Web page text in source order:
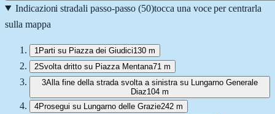
Indicazioni stradali passo-passo (50)tocca una voce per centrarla
sulla mappa
1 Parti su Piazza dei Giudici130 m
2Svolta dritto su Piazza Mentana71 m
3Alla fine della strada svolta a sinistra su Lungarno Generale
Diaz104 m
4Prosegui su Lungarno delle Grazie242 m